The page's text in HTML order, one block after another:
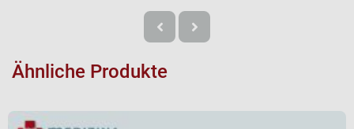
Ähnliche Produkte